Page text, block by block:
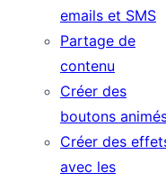
emails et SMS
Partage de
contenu
Créer des
boutons
Créer des
avec les